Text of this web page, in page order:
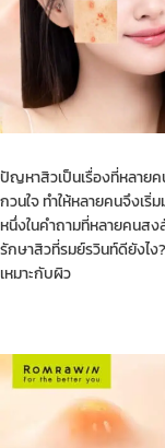
ปัญหาสิวเป็นเรื่องที่หลายค
กวนใจ ทำให้หลายคนจึงเ
หนึ่งในคำถามที่หลายคนส
รักษาสิวที่รมย์รวินท์ดียังไง
เหมาะกับผิว